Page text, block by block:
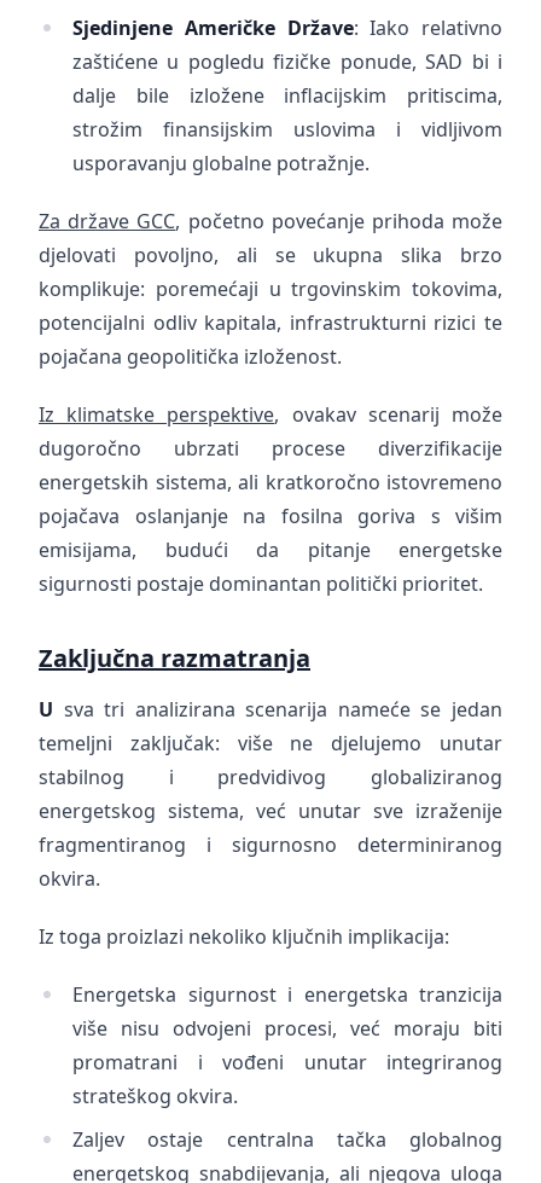
Sjedinjene Američke Države: Iako relativno
zaštićene u pogledu fizičke ponude, SAD bi i
dalje bile izložene inflacijskim pritiscima,
strožim finansijskim uslovima i vidljivom
usporavanju globalne potražnje.
Za države GCC, početno povećanje prihoda može
djelovati povoljno, ali se ukupna slika brzo
komplikuje: poremećaji u trgovinskim tokovima,
potencijalni odliv kapitala, infrastrukturni rizici te
pojačana geopolitička izloženost.
Iz klimatske perspektive, ovakav scenarij može
dugoročno ubrzati procese diverzifikacije
energetskih sistema, ali kratkoročno istovremeno
pojačava oslanjanje na fosilna goriva s višim
emisijama, budući da pitanje energetske
sigurnosti postaje dominantan politički prioritet.
Zaključna razmatranja
U sva tri analizirana scenarija nameće se jedan
temeljni zaključak: više ne djelujemo unutar
stabilnog i predvidivog globaliziranog
energetskog sistema, već unutar sve izraženije
fragmentiranog i sigurnosno determiniranog
okvira.
Iz toga proizlazi nekoliko ključnih implikacija:
Energetska sigurnost i energetska tranzicija
više nisu odvojeni procesi, već moraju biti
promatrani i vođeni unutar integriranog
strateškog okvira.
Zaljev ostaje centralna tačka globalnog
energetskog snabdijevanja, ali njegova uloga